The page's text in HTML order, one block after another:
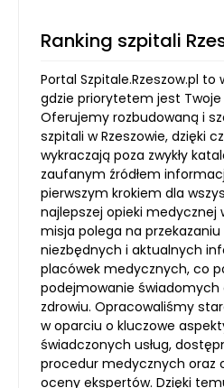
Ranking szpitali
Portal Szpitale.Rzeszow.pl
gdzie priorytetem jest
Oferujemy rozbudowaną i
szpitali w Rzeszowie, dzięki
wykraczają poza zwykły
zaufanym źródłem
pierwszym krokiem dla
najlepszej opieki medycznej
misja polega na
niezbędnych i aktualnych
placówek medycznych, co
podejmowanie świadomych
zdrowiu. Opracowaliśmy
w oparciu o kluczowe
świadczonych usług,
procedur medycznych oraz
oceny ekspertów. Dzięki